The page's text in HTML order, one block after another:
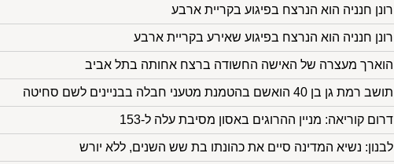
רונן חנניה הוא הנרצח בפיגוע בקריית ארבע
רונן חנניה הוא הנרצח בפיגוע שאירע בקריית ארבע
הוארך מעצרה של האישה החשודה ברצח אחותה בתל אביב
תושב רמת גן בן 40 הואשם בהטמנת מטעני חבלה בבניינים לשם סחיטה
דרום קוריאה: מניין ההרוגים באסון מסיבת עלה ל-153
לבנון: נשיא המדינה סיים את כהונתו בת שש השנים, ללא יורש